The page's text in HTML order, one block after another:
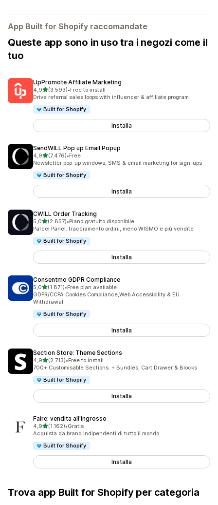
App Built for Shopify raccomandate
Queste app sono in uso tra i negozi come il
tuo
UpPromote Affiliate Marketing
4,9stelle su 5
(3.593)
3593 recensioni totali
•Free to install
Drive referral sales loops with influencer & affiliate program
Built for Shopify
Installa
SendWILL Pop up Email Popup
4,9stelle su 5
(7.476)
7476 recensioni totali
•Free
Newsletter pop-up windows, SMS & email marketing for sign-ups
Built for Shopify
Installa
CWILL Order Tracking
5,0stelle su 5
(2.857)
2857 recensioni totali
•Piano gratuito disponibile
Parcel Panel: tracciamento ordini, meno WISMO e più vendite
Built for Shopify
Installa
Consentmo GDPR Compliance
5,0stelle su 5
(1.871)
1871 recensioni totali
•Free plan available
GDPR/CCPA Cookies Compliance,Web Accessibility & EU
Withdrawal
Built for Shopify
Installa
Section Store: Theme Sections
4,9stelle su 5
(2.713)
2713 recensioni totali
•Free to install
700+ Customisable Sections. + Bundles, Cart Drawer & Blocks
Built for Shopify
Installa
Faire: vendita all'ingrosso
4,9stelle su 5
(1.162)
1162 recensioni totali
•Gratis
Acquista da brand indipendenti di tutto il mondo
Built for Shopify
Installa
Trova app Built for Shopify per categoria